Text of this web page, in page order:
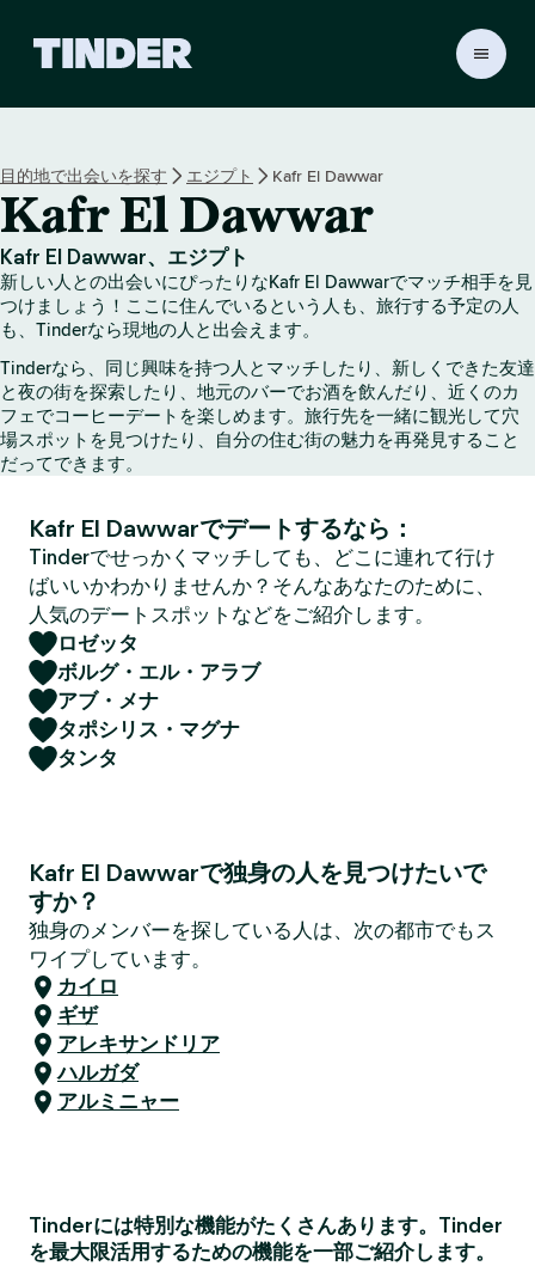
r
ホ
ー
ム
ペ
ー
ジ
目的地で出会いを探す エジプト Kafr El Dawwar
Kafr El Dawwar
Kafr El Dawwar、エジプト
新しい人との出会いにぴったりなKafr El Dawwarでマッチ相手を見
つけましょう！ここに住んでいるという人も、旅行する予定の人
も、Tinderなら現地の人と出会えます。
Tinderなら、同じ興味を持つ人とマッチしたり、新しくできた友達
と夜の街を探索したり、地元のバーでお酒を飲んだり、近くのカ
フェでコーヒーデートを楽しめます。旅行先を一緒に観光して穴
場スポットを見つけたり、自分の住む街の魅力を再発見すること
だってできます。
Kafr El Dawwarでデートするなら：
Tinderでせっかくマッチしても、どこに連れて行け
ばいいかわかりませんか？そんなあなたのために、
人気のデートスポットなどをご紹介します。
ロゼッタ
ボルグ・エル・アラブ
アブ・メナ
タポシリス・マグナ
タンタ
Kafr El Dawwarで独身の人を見つけたいで
すか？
独身のメンバーを探している人は、次の都市でもス
ワイプしています。
カイロ
ギザ
アレキサンドリア
ハルガダ
アルミニャー
Tinderには特別な機能がたくさんあります。Tinder
を最大限活用するための機能を一部ご紹介します。